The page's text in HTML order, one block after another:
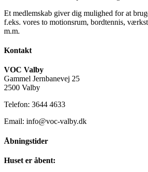
Et medlemskab giver dig mulighed for at
f.eks. vores to motionsrum, bordtennis,
m.m.
Kontakt
VOC Valby
Gammel Jernbanevej 25
2500 Valby
Telefon: 3644 4633
Email: info@voc-valby.dk
Åbningstider
Huset er åbent: